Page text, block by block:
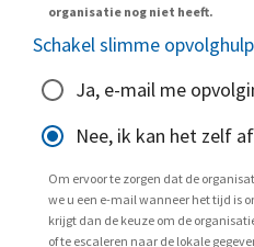
organisatie nog niet heeft.
Schakel slimme
Ja, e-mail me
Nee, ik kan het zelf
Om ervoor te zorgen dat de
we u een e-mail wanneer het tijd is
krijgt dan de keuze om de
of te escaleren naar de lokale